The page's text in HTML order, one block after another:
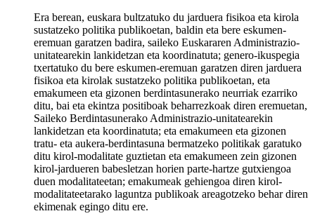
Era berean, euskara bultzatuko du jarduera fisikoa eta kirola
sustatzeko politika publikoetan, baldin eta bere eskumen-
eremuan garatzen badira, saileko Euskararen Administrazio-
unitatearekin lankidetzan eta koordinatuta; genero-ikuspegia
txertatuko du bere eskumen-eremuan garatzen diren jarduera
fisikoa eta kirolak sustatzeko politika publikoetan, eta
emakumeen eta gizonen berdintasunerako neurriak ezarriko
ditu, bai eta ekintza positiboak beharrezkoak diren eremuetan,
Saileko Berdintasunerako Administrazio-unitatearekin
lankidetzan eta koordinatuta; eta emakumeen eta gizonen
tratu- eta aukera-berdintasuna bermatzeko politikak garatuko
ditu kirol-modalitate guztietan eta emakumeen zein gizonen
kirol-jardueren babesletzan horien parte-hartze gutxiengoa
duen modalitateetan; emakumeak gehiengoa diren kirol-
modalitateetarako laguntza publikoak areagotzeko behar diren
ekimenak egingo ditu ere.